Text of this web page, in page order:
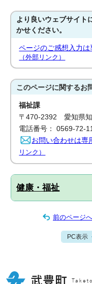
より良いウェブサイト
かせください。
ページのご感想入力は
（外部リンク）
このページに関するお
福祉課
〒470-2392 愛知県
電話番号： 0569-72-
お問い合わせは専
リンク）
健康・福祉
前のページ
PC表示